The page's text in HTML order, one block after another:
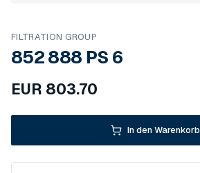
FILTRATION GROUP
852 888 PS 6
EUR 803.70
In den Warenkorb